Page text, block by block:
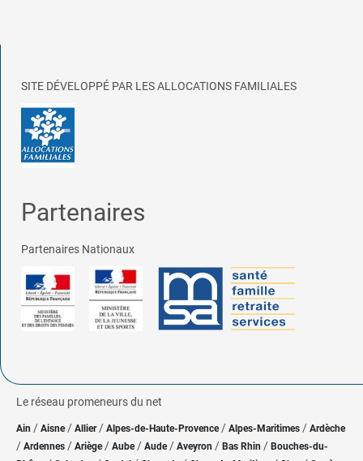
SITE DÉVELOPPÉ PAR LES ALLOCATIONS FAMILIALES
Partenaires
Partenaires Nationaux
Le réseau promeneurs du net
Ain / Aisne/ Allier/ Alpes-de-Haute-Provence / Alpes-Maritimes / Ardèche
/ Ardennes / Ariège/ Aube/ Aude / Aveyron / Bas Rhin / Bouches-du-